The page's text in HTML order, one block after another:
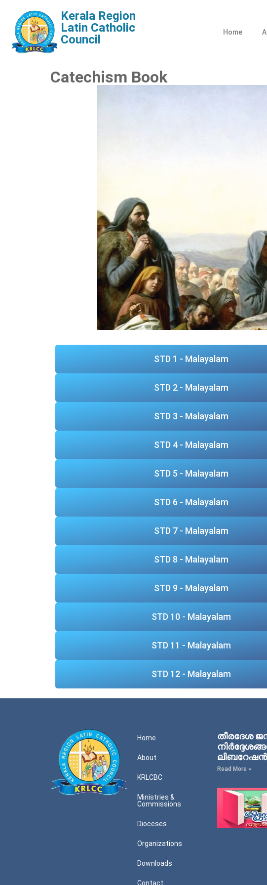
Kerala Region
Latin Catholic
Council
Home
Catechism Book
STD 1 - Malayalam
STD 2 - Malayalam
STD 3 - Malayalam
STD 4 - Malayalam
STD 5 - Malayalam
STD 6 - Malayalam
STD 7 - Malayalam
STD 8 - Malayalam
STD 9 - Malayalam
STD 10 - Malayalam
STD 11 - Malayalam
STD 12 - Malayalam
Home
About
KRLCBC
Ministries &
Commissions
Dioceses
Organizations
Downloads
Contact
തീരദേശ
Read More »